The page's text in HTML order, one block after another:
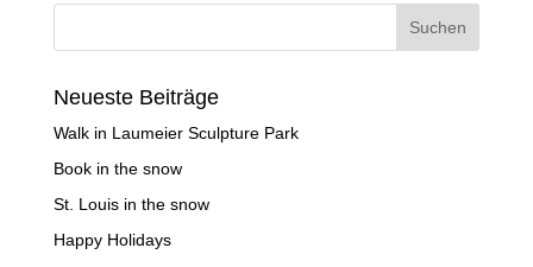
Neueste Beiträge
Walk in Laumeier Sculpture Park
Book in the snow
St. Louis in the snow
Happy Holidays